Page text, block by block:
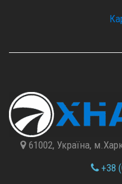
61002, Україна,
+38